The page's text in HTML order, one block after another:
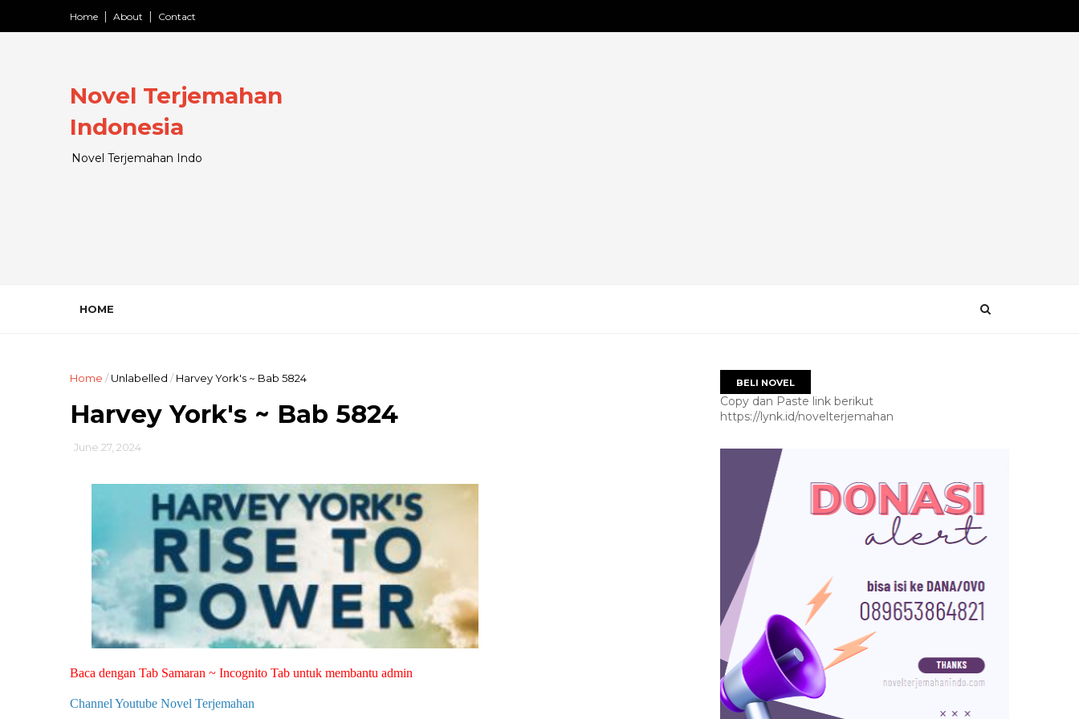
Home About Contact
Novel Terjemahan
Indonesia
Novel Terjemahan Indo
HOME
Home /Unlabelled / Harvey York's ~ Bab 5824
Harvey York's ~ Bab 5824
June 27, 2024
Baca dengan Tab Samaran ~ Incognito Tab untuk membantu admin
Channel Youtube Novel Terjemahan
BELI NOVEL
Copy dan Paste link berikut
https://lynk.id/novelterjemahan